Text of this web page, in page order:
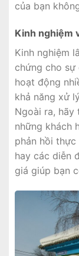
của bạn
Kinh nghiệm
Kinh nghiệm
chứng cho
hoạt động
khả năng xử
Ngoài ra, hãy
những khách
phản hồi
hay các diễn
giá giúp bạn